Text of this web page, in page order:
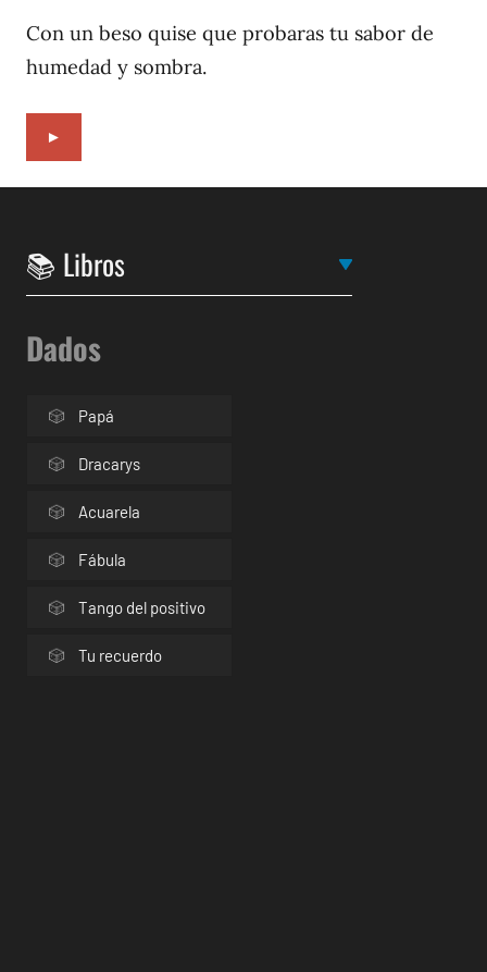
2021
Con un beso quise que probaras tu sabor de
humedad y sombra.
►
Dados
Papá
Dracarys
Acuarela
Fábula
Tango del positivo
Tu recuerdo